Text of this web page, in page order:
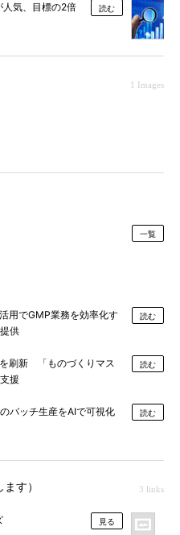
人気、目標の2倍
読む
1 Images
一覧
用でGMP業務を効率化す
供
読む
刷新 「ものづくりマス
援
読む
バッチ生産をAIで可視化
読む
す） 3 links
見る